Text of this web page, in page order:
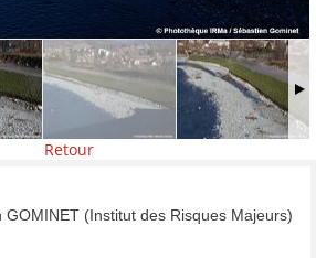
Retour
GOMINET (Institut des Risques Majeurs)